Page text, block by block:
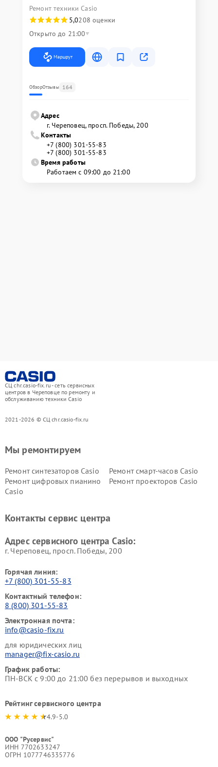
Ремонт техники Casio
5,0208 оценки
Открыто до 21:00
Маршрут
ОбзорОтзывы 164
Адрес
г. Череповец, просп. Победы, 200
Контакты
+7 (800) 301-55-83
+7 (800) 301-55-83
Время работы
Работаем с 09:00 до 21:00
СЦ chr.casio-fix.ru - сеть сервисных
центров в Череповце по ремонту и
обслуживанию техники Casio
2021-2026 © СЦ chr.casio-fix.ru
Мы ремонтируем
Ремонт синтезаторов Casio
Ремонт смарт-часов Casio
Ремонт цифровых пианино
Casio
Ремонт проекторов Casio
Контакты сервис центра
Адрес сервисного центра Casio:
г. Череповец, просп. Победы, 200
Горячая линия:
+7 (800) 301-55-83
Контактный телефон:
8 (800) 301-55-83
Электронная почта:
info@casio-fix.ru
для юридических лиц
manager@fix-casio.ru
График работы:
ПН-ВСК с 9:00 до 21:00 без перерывов и выходных
Рейтинг сервисного центра
4.9-5.0
ООО "Русервис"
ИНН 7702633247
ОГРН 1077746335776